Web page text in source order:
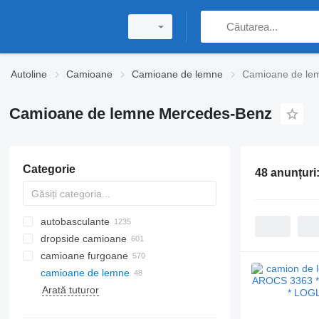
Autoline Camioane Camioane de lemne Camioane de
Camioane de lemne Mercedes-Benz
Categorie
autobasculante
dropside camioane
camioane furgoane
camioane de lemne
Arată tuturor
48 anunțuri: